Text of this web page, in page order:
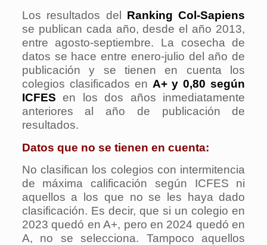
Los resultados del Ranking Col-Sapiens
se publican cada año, desde el año 2013,
entre agosto-septiembre. La cosecha de
datos se hace entre enero-julio del año de
publicación y se tienen en cuenta los
colegios clasificados en A+ y 0,80 según
ICFES en los dos años inmediatamente
anteriores al año de publicación de
resultados.
Datos que no se tienen en cuenta:
No clasifican los colegios con intermitencia
de máxima calificación según ICFES ni
aquellos a los que no se les haya dado
clasificación. Es decir, que si un colegio en
2023 quedó en A+, pero en 2024 quedó en
A, no se selecciona. Tampoco aquellos